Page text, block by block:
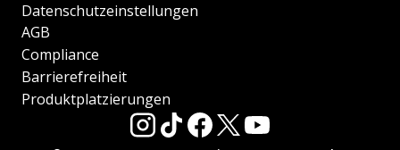
Datenschutzeinstellungen
AGB
Compliance
Barrierefreiheit
Produktplatzierungen